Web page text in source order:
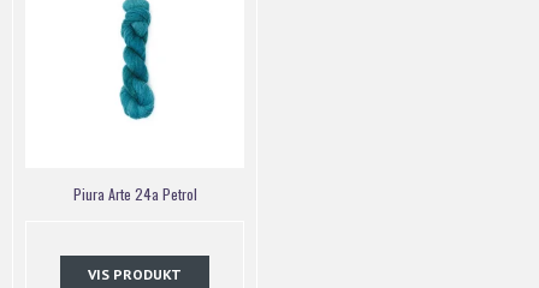
Piura Arte 24a Petrol
VIS PRODUKT